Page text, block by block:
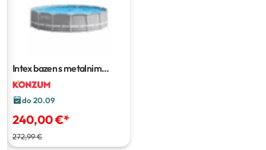
Intex bazen s metalnim
okvirom
do 20.09
240,00 €*
272,99 €